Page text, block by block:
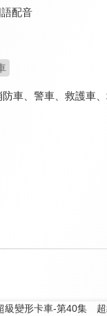
配音
車、警車、救護車